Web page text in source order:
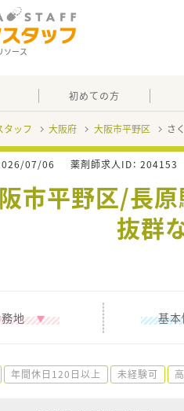
ソース
初めての方
タッフ 大阪府 大阪市平野区 さ
07/06 薬剤師求人ID： 204153
阪市平野区/長
抜群
地 基
年間休日120日以上 未経験可